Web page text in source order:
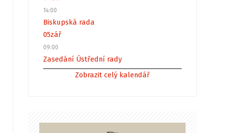
14:00
Biskupská rada
05zář
09:00
Zasedání Ústřední rady
Zobrazit celý kalendář